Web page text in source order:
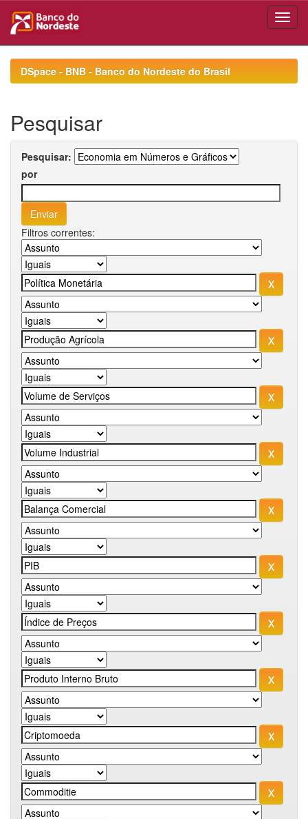
navigationDSpace - BNB - Banco do Nordeste do Brasil
Pesquisar
Pesquisar:
por
Filtros correntes: